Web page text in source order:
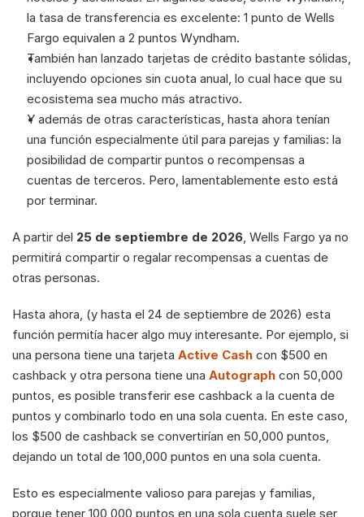
la tasa de transferencia es excelente: 1 punto de Wells
Fargo equivalen a 2 puntos Wyndham.
También han lanzado tarjetas de crédito bastante sólidas,
incluyendo opciones sin cuota anual, lo cual hace que su
ecosistema sea mucho más atractivo.
Y además de otras características, hasta ahora tenían
una función especialmente útil para parejas y familias: la
posibilidad de compartir puntos o recompensas a
cuentas de terceros. Pero, lamentablemente esto está
por terminar.
A partir del 25 de septiembre de 2026, Wells Fargo ya no
permitirá compartir o regalar recompensas a cuentas de
otras personas.
Hasta ahora, (y hasta el 24 de septiembre de 2026) esta
función permitía hacer algo muy interesante. Por ejemplo, si
una persona tiene una tarjeta Active Cash con $500 en
cashback y otra persona tiene una Autograph con 50,000
puntos, es posible transferir ese cashback a la cuenta de
puntos y combinarlo todo en una sola cuenta. En este caso,
los $500 de cashback se convertirían en 50,000 puntos,
dejando un total de 100,000 puntos en una sola cuenta.
Esto es especialmente valioso para parejas y familias,
porque tener 100,000 puntos en una sola cuenta suele ser